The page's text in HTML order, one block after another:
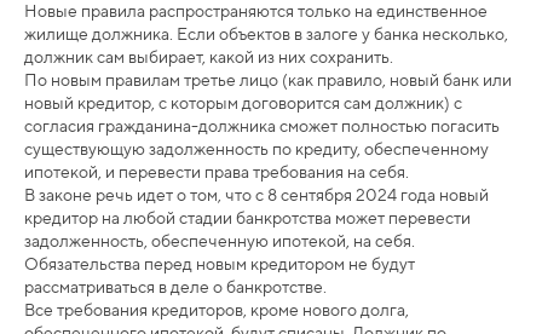
Новые правила распространяются только на единственное
жилище должника. Если объектов в залоге у банка несколько,
должник сам выбирает, какой из них сохранить.
По новым правилам третье лицо (как правило, новый банк или
новый кредитор, с которым договорится сам должник) с
согласия гражданина-должника сможет полностью погасить
существующую задолженность по кредиту, обеспеченному
ипотекой, и перевести права требования на себя.
В законе речь идет о том, что с 8 сентября 2024 года новый
кредитор на любой стадии банкротства может перевести
задолженность, обеспеченную ипотекой, на себя.
Обязательства перед новым кредитором не будут
рассматриваться в деле о банкротстве.
Все требования кредиторов, кроме нового долга,